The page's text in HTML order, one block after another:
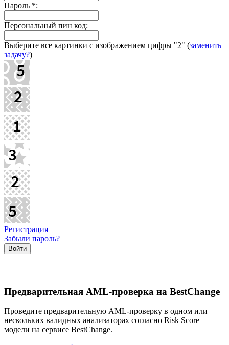
Пароль *:
Персональный пин код:
Выберите все картинки с изображением цифры "2" (заменить
задачу?)
Регистрация
Забыли пароль?
Предварительная AML-проверка на BestChange
Проведите предварительную AML-проверку в одном или
нескольких валидных анализаторах согласно Risk Score
модели на сервисе BestChange.